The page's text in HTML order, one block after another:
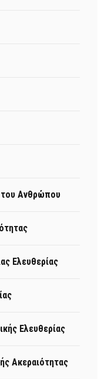
του Ανθρώπου
Ελευθερίας
Ελευθερίας
Ακεραιότητας